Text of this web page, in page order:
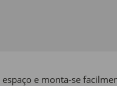
e monta-se